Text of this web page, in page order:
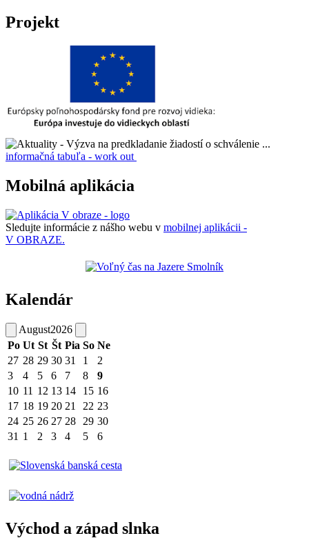
Projekt
informačná tabuľa - work out
Mobilná aplikácia
Sledujte informácie z nášho webu v mobilnej aplikácii -
V OBRAZE.
Kalendár
August2026
Po Ut St Št Pia So Ne
27 28 29 30 31 1
2
3
4 5 6 7 8
9
10 11 12 13 14 15 16
17 18 19 20 21 22 23
24 25 26 27 28 29 30
31 1 2 3 4 5 6
Východ a západ slnka